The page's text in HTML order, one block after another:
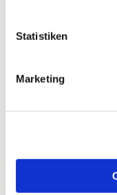
Statistiken
Marketing